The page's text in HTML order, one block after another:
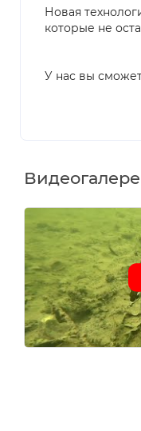
Новая
которые не
У нас вы